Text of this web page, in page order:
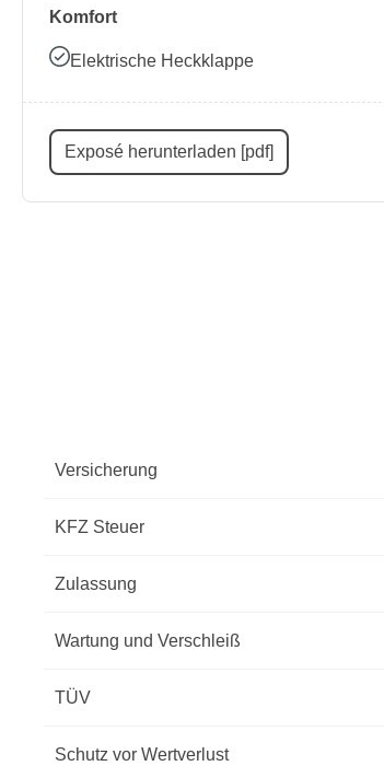
Komfort
Elektrische Heckklappe
Exposé herunterladen [pdf]
Versicherung
KFZ Steuer
Zulassung
Wartung und Verschleiß
TÜV
Schutz vor Wertverlust